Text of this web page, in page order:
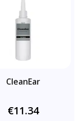
CleanEar
€11.34